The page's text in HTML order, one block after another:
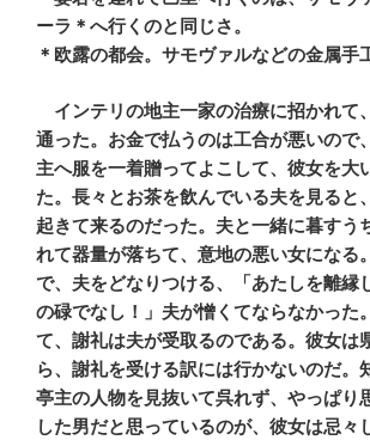
ーラ＊へ行くのと同じさ。
＊欧露の都会。サモヴァルなどの金属手
インテリの地主一家の治療に招かれて
通った。お金で払うのは工合が悪いので
主へ服を一着贈ってよこして、彼女を大
た。長々とお茶を飲んでいる夫を見ると
起きて来るのだった。夫と一緒に暮すう
れて器量が落ちて、意地の悪い女になる
で、夫をどなりつける、「あたしを離縁
の碌でなし！」夫が憎くてならなかった
て、謝礼は夫が受取るのである。彼女は
ら、謝礼を受ける訳には行かないのだ。
亭主の人物を見抜いて呉れず、やっぱり
した男だと思っているのが、彼女は忌々